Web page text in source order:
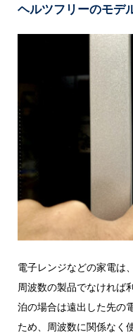
ヘルツフリーのモデ
電子レンジなどの家電は
周波数の製品でなければ
泊の場合は遠出した先の
ため、周波数に関係なく